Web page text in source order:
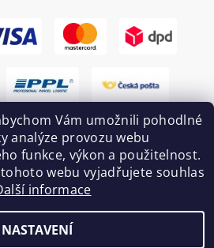
Vytvořil Shoptet
Vám umožnili pohodlné
analýze provozu webu
funkce, výkon a použitelnost.
webu vyjadřujete souhlas
informace
NASTAVENÍ